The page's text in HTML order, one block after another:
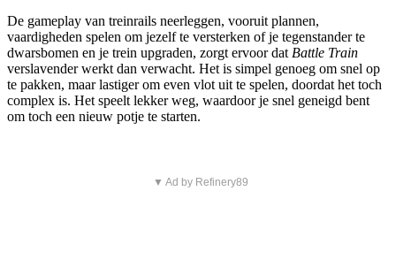
De gameplay van treinrails neerleggen, vooruit plannen,
vaardigheden spelen om jezelf te versterken of je tegenstander te
dwarsbomen en je trein upgraden, zorgt ervoor datBattle Train
verslavender werkt dan verwacht. Het is simpel genoeg om snel op
te pakken, maar lastiger om even vlot uit te spelen, doordat het toch
complex is. Het speelt lekker weg, waardoor je snel geneigd bent
om toch een nieuw potje te starten.
▼ Ad by Refinery89